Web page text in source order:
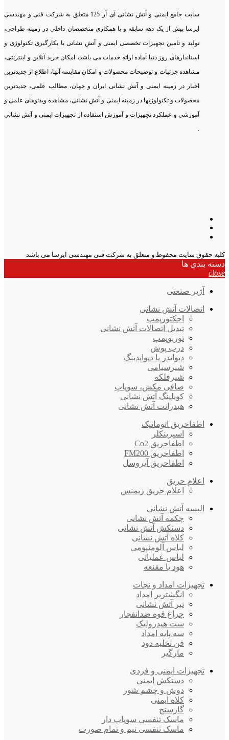
سایت جامع ایمنی و آتش نشانی آی آر 125 متعلق به شرکت فنی و مهندسی
ایرسا بیش از یک دهه سابقه و با همکاری متخصصان داخلی در زمینه طراحی،
تولید و تامین تجهیزات تخصصی ایمنی و آتش نشانی با بکارگیری تکنولوژی و
استاندارهای روز دنیا آماده ارائه خدمات می باشد، امکان خرید آنلاین و اینترنتی،
مشاهده جزئیات و توضیحات محصولات و امکان مقایسه آنها، اطلاع از جدیدترین
اخبار در زمینه ایمنی و آتش نشانی ایران و جهان، مطالب علمی، جدیدترین
محصولات و تکنولوژیها در زمینه ایمنی و آتش نشانی، مشاهده ویدئوهای علمی و
آموزشی و عملکرد تجهیزات و آموزش استفاده از تجهیزات ایمنی و آتش نشانی
.
کلیه حقوق سایت محفوظ و متعلق به شرکت فنی مهندسی ایرسا می باشد
دسته بندی ها
close
آژیر صنعتی
اتصالات آتش نشانی
اجکتورپمپ
تبدیل اتصالات آتش نشانی
توربوپمپ
درب پوش
دیوایدر یا دیوایدینگ
شیرسیامی
شیرفلکه
صافی مکش، سوپاپ
کوپلینگ آتش نشانی
هیدرانت آتش نشانی
اطفاحریق اتوماتیک
اسپرینکلر
اطفاحریق Co2
اطفاحریق FM200
اطفاحریق آیروسل
اعلام حریق
اعلام حریق زیمنس
البسه آتش نشانی
چکمه آتش نشانی
دستکش آتش نشانی
کلاه آتش نشانی
لباس آلومنیومی
لباس عملیاتی
هود یا مقنعه
تجهیزات امداد و نجات
انگشتربر امداد
تبر آتش نشانی
چراغ قوه ضدانفجار
ست هیدرولیک
سه پایه امداد
فن تخلیه دود
مارگیر
تجهیزات ایمنی و فردی
دستکش ایمنی
دوش و چشم شور
کلاه ایمنی
گازسنج
ماسک تنفسی سوپاپ دار
ماسک تنفسی نیم و تمام صورت